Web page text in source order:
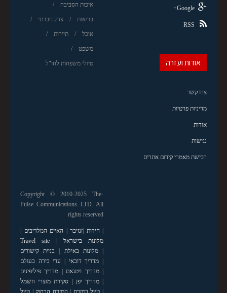
איכות הסביבה
בריאות צדק חברתי
אוכל תיירות
משפט
טיולי משפחות לחו"ל
Google+
RSS
אודות ועזרה
צרו קשר
מדיניות פרטיות
אודות
נגישות
רכישת מאמרי קידום אתרים
Copyright © 2010-2025 The-
Pulse Communications LTD. All
rights reserved
|חידות |זנזיבר | האיים המלדיבים |
מלונות בישראל |
Travel site
|מלונות באילת | בניית קישורים
| מדריך דובאי | ערי בירה בעולם
|מדריך ויטנאם | מדריך פיליפינים
|מדריך יפן | סקירת מוצרי חשמל
| טיול במזרח | המזרח הרחוק| טיול